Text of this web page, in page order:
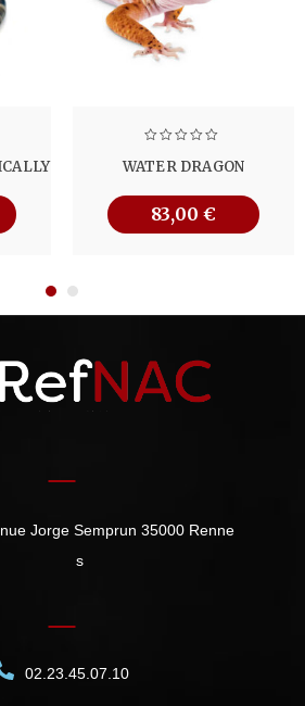
WATER DRAGON
83,00 €
Jorge Semprun 35000 Renne
s
02.23.45.07.10